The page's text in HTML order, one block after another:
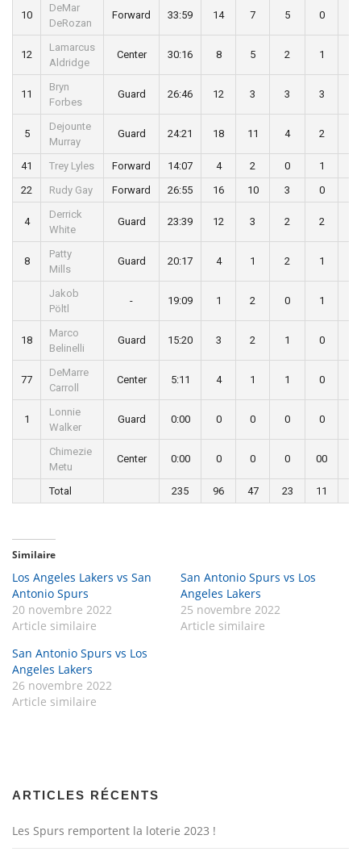
10
DeMar
DeRozan
Forward 33:59 14 7 5 0
12
Lamarcus
Aldridge
Center 30:16 8 5 2 1
11
Bryn
Forbes
Guard 26:46 12 3 3 3
5
Dejounte
Murray
Guard 24:21 18 11 4 2
41 Trey Lyles Forward 14:07 4 2 0 1
22
Rudy Gay Forward 26:55 16 10 3 0
4
Derrick
White
Guard 23:39 12 3 2 2
8
Patty
Mills
Guard 20:17 4 1 2 1
Jakob
Pöltl
- 19:09 1 2 0 1
18
Marco
Belinelli
Guard 15:20 3 2 1 0
77
DeMarre
Carroll
Center 5:11 4 1 1 0
1
Lonnie
Walker
Guard 0:00 0 0 0 0
Chimezie
Metu
Center 0:00 0 0 0 00
Total 235 96 47 23 11
Similaire
Los Angeles Lakers vs San
Antonio Spurs
20 novembre 2022
Article similaire
San Antonio Spurs vs Los
Angeles Lakers
25 novembre 2022
Article similaire
San Antonio Spurs vs Los
Angeles Lakers
26 novembre 2022
Article similaire
ARTICLES RÉCENTS
Les Spurs remportent la loterie 2023 !